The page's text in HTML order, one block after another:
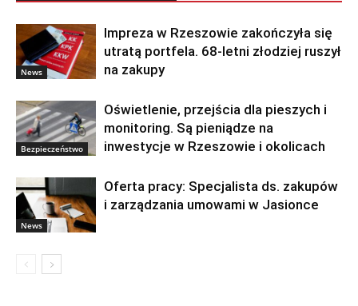
News
Impreza w Rzeszowie zakończyła się
utratą portfela. 68-letni złodziej ruszył
na zakupy
Bezpieczeństwo
Oświetlenie, przejścia dla pieszych i
monitoring. Są pieniądze na
inwestycje w Rzeszowie i okolicach
News
Oferta pracy: Specjalista ds. zakupów
i zarządzania umowami w Jasionce